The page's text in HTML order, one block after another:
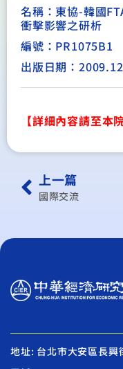
名稱：東協-韓國
衝擊影響之研析
編號：PR1075B1
出版日期：2009.12
【詳細內容請至本
上一篇
國際交流
地址: 台北市大安區長興